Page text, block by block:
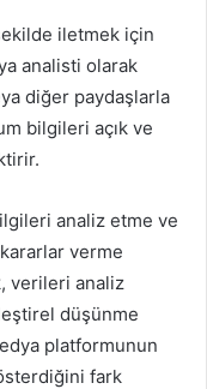
iletmek için
analisti olarak
diğer paydaşlarla
bilgileri açık ve
analiz etme ve
verme
verileri analiz
düşünme
platformunun
fark